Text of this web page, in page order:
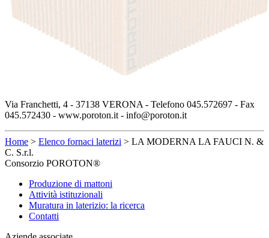
Via Franchetti, 4 - 37138 VERONA - Telefono 045.572697 - Fax
045.572430 - www.poroton.it - info@poroton.it
Home > Elenco fornaci laterizi > LA MODERNA LA FAUCI N. &
C. S.r.l.
Consorzio POROTON®
Produzione di mattoni
Attività istituzionali
Muratura in laterizio: la ricerca
Contatti